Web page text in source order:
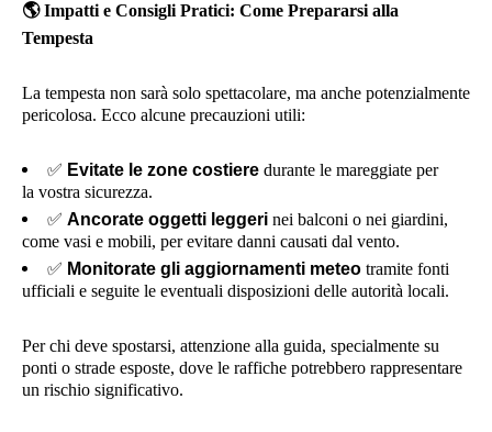
🌎Impatti e Consigli Pratici: Come Prepararsi alla
Tempesta
La tempesta non sarà solo spettacolare, ma anche potenzialmente
pericolosa. Ecco alcune precauzioni utili:
✅ Evitate le zone costiere durante le mareggiate per
la vostra sicurezza.
✅ Ancorate oggetti leggeri nei balconi o nei giardini,
come vasi e mobili, per evitare danni causati dal vento.
✅ Monitorate gli aggiornamenti meteo tramite fonti
ufficiali e seguite le eventuali disposizioni delle autorità locali.
Per chi deve spostarsi, attenzione alla guida, specialmente su
ponti o strade esposte, dove le raffiche potrebbero rappresentare
un rischio significativo.